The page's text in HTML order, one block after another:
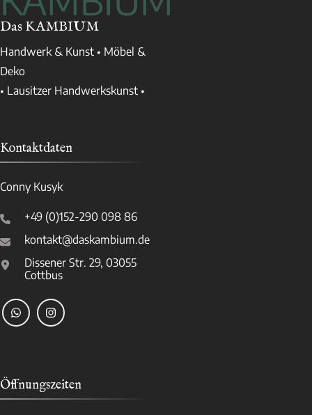
Das KAMBIUM
Handwerk & Kunst • Möbel &
Deko
• Lausitzer Handwerkskunst •
Kontaktdaten
Conny Kusyk
+49 (0)152-290 098 86
kontakt@daskambium.de
Dissener Str. 29, 03055
Cottbus
Öffnungszeiten